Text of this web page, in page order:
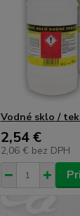
Vodné sklo /
2,54 €
2,06 € bez DPH